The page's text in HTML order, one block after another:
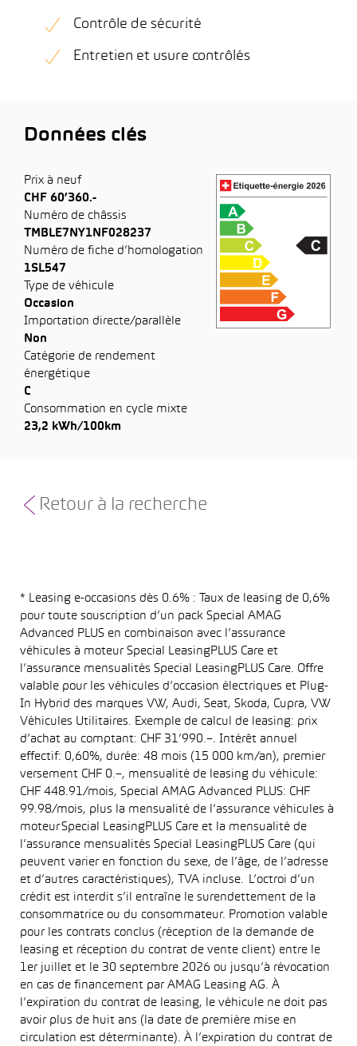
Contrôle de sécurité
Entretien et usure contrôlés
Données clés
Prix à neuf
CHF 60’360.-
Numéro de châssis
TMBLE7NY1NF028237
Numéro de fiche d’homologation
1SL547
Type de véhicule
Occasion
Importation directe/parallèle
Non
Catégorie de rendement
énergétique
C
Consommation en cycle mixte
23,2 kWh/100km
Retour à la recherche
* Leasing e-occasions dès 0.6% : Taux de leasing de 0,6%
pour toute souscription d’un pack Special AMAG
Advanced PLUS en combinaison avec l’assurance
véhicules à moteur Special LeasingPLUS Care et
l’assurance mensualités Special LeasingPLUS Care. Offre
valable pour les véhicules d’occasion électriques et Plug-
In Hybrid des marques VW, Audi, Seat, Skoda, Cupra, VW
Véhicules Utilitaires. Exemple de calcul de leasing: prix
d’achat au comptant: CHF 31’990.–. Intérêt annuel
effectif: 0,60%, durée: 48 mois (15 000 km/an), premier
versement CHF 0.–, mensualité de leasing du véhicule:
CHF 448.91/mois, Special AMAG Advanced PLUS: CHF
99.98/mois, plus la mensualité de l’assurance véhicules à
moteur Special LeasingPLUS Care et la mensualité de
l’assurance mensualités Special LeasingPLUS Care (qui
peuvent varier en fonction du sexe, de l’âge, de l’adresse
et d’autres caractéristiques), TVA incluse. L’octroi d’un
crédit est interdit s’il entraîne le surendettement de la
consommatrice ou du consommateur. Promotion valable
pour les contrats conclus (réception de la demande de
leasing et réception du contrat de vente client) entre le
1er juillet et le 30 septembre 2026 ou jusqu’à révocation
en cas de financement par AMAG Leasing AG. À
l’expiration du contrat de leasing, le véhicule ne doit pas
avoir plus de huit ans (la date de première mise en
circulation est déterminante). À l’expiration du contrat de